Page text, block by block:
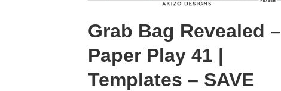
Grab Bag Revealed –
Paper Play 41 |
Templates – SAVE